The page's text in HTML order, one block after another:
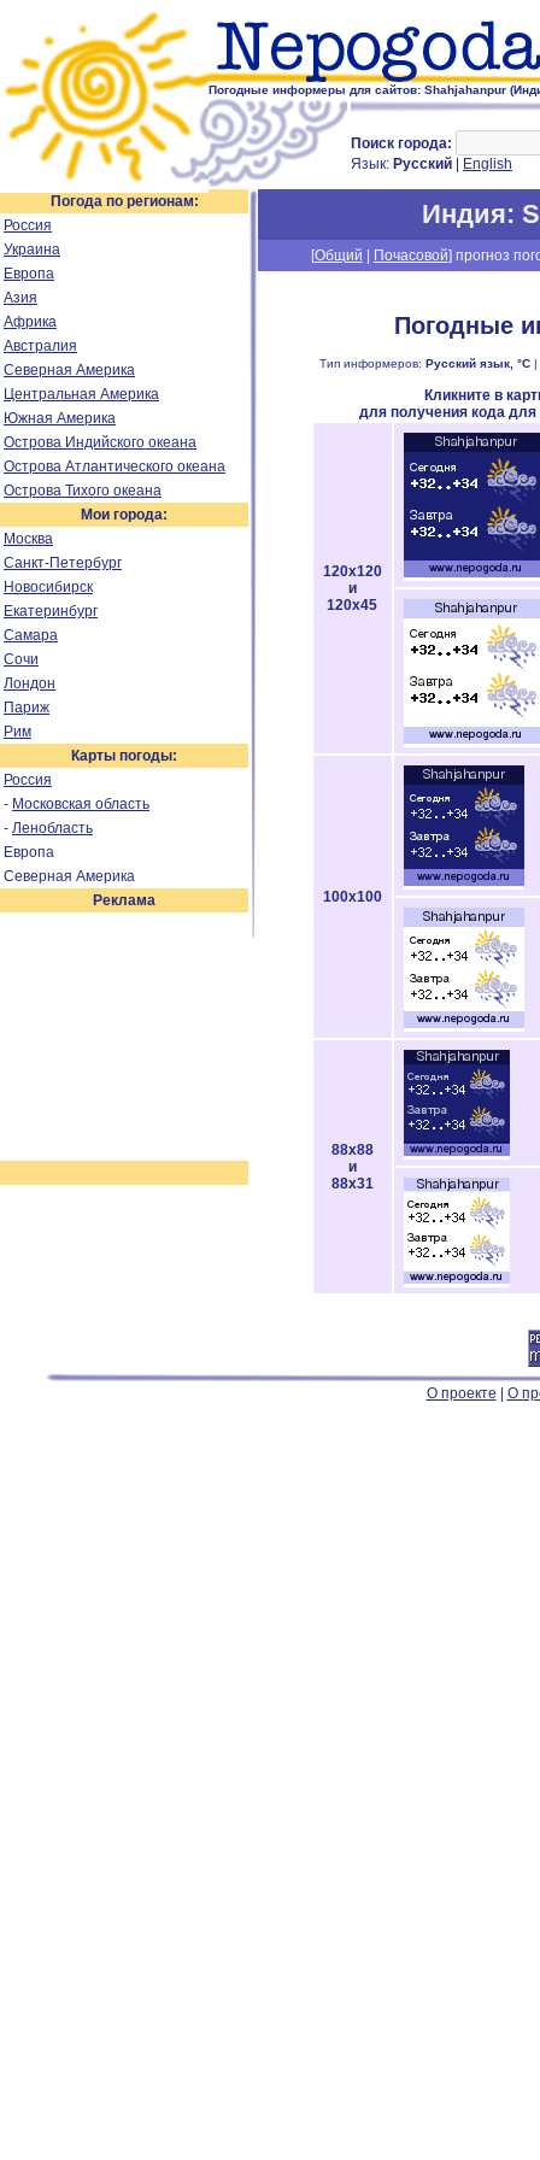
Погодные информеры для сайтов: Shahjahanpur
Поиск города:
Язык: Русский English
Погода по регионам:
Россия
Украина
Европа
Азия
Африка
Австралия
Северная Америка
Центральная Америка
Южная Америка
Острова Индийского океана
Острова Атлантического океана
Острова Тихого океана
Мои города:
Москва
Санкт-Петербург
Новосибирск
Екатеринбург
Самара
Сочи
Лондон
Париж
Рим
Карты погоды:
Россия
- Московская область
- Ленобласть
Европа
Северная Америка
Реклама
Индия:
[Общий Почасовой] прогноз
Погодные
Тип информеров: Русский язык, °C|
Кликните в
для получения кода
120x120
и
120x45
100x100
88x88
и
88x31
О проекте О